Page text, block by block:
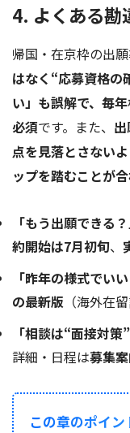
4. よくある勘
帰国・在京枠の出願
はなく“応募資格の
い」も誤解で、毎
必須です。また、
点を見落とさない
ップを踏むことが
「もう出願できる
約開始は7月初旬、
「昨年の様式でい
の最新版 （海外在
「相談は“面接対
詳細・日程は募集
この章のポイン